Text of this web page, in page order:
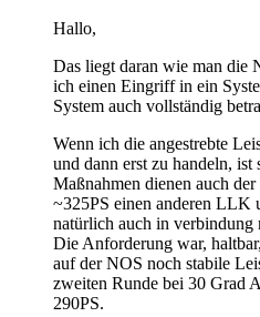
Hallo,
Das liegt daran wie man die
ich einen Eingriff in ein
System auch vollständig
Wenn ich die angestrebte
und dann erst zu handeln, ist
Maßnahmen dienen auch
~325PS einen anderen LLK
natürlich auch in verbindung
Die Anforderung war,
auf der NOS noch stabile
zweiten Runde bei 30 Grad
290PS.